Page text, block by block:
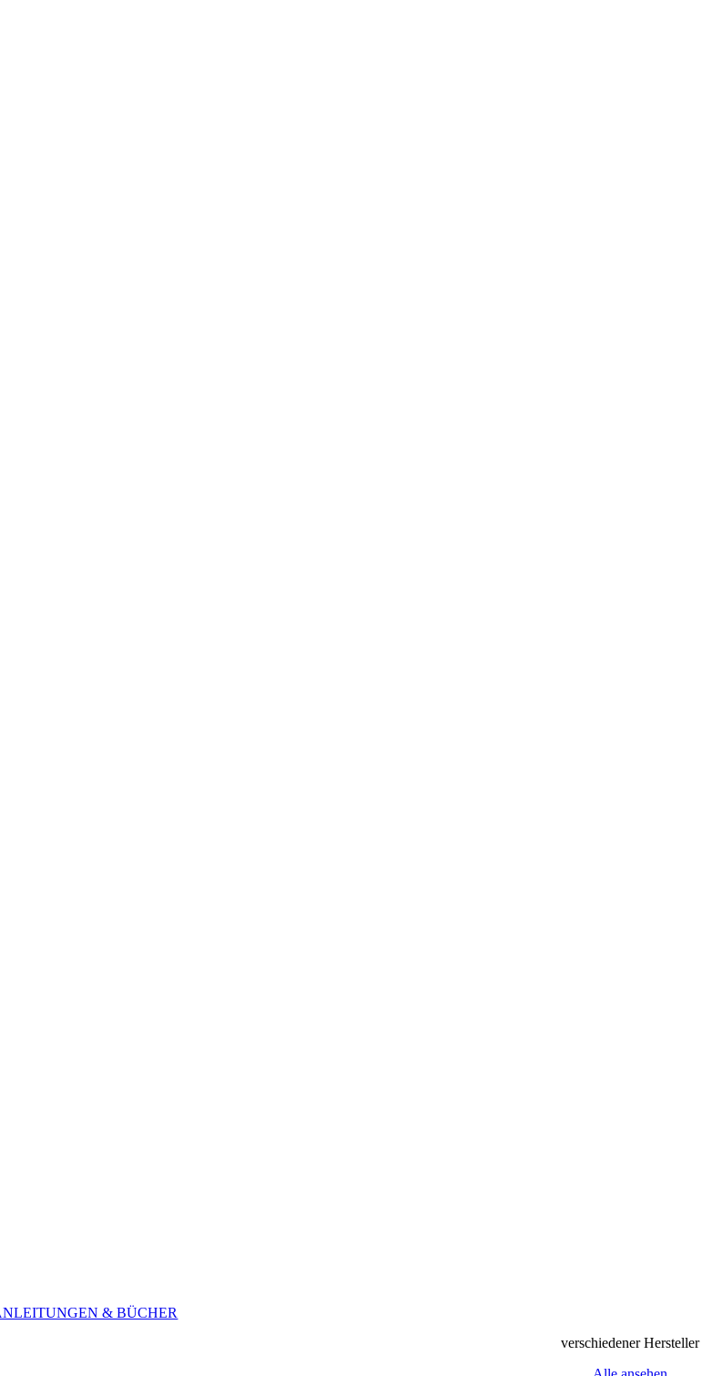
& BÜCHER
verschiedener Hersteller